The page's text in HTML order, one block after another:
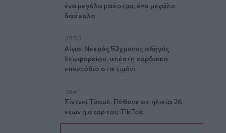
ένα μεγάλο μαέστρο, ένα μεγάλο
δάσκαλο
08:50
Αίγιο: Νεκρός 52χρονος οδηγός
λεωφορείου, υπέστη καρδιακό
επεισόδιο στο τιμόνι
08:41
Σίντνεϊ Τάουλ: Πέθανε σε ηλικία 26
ετών η σταρ του TikTok